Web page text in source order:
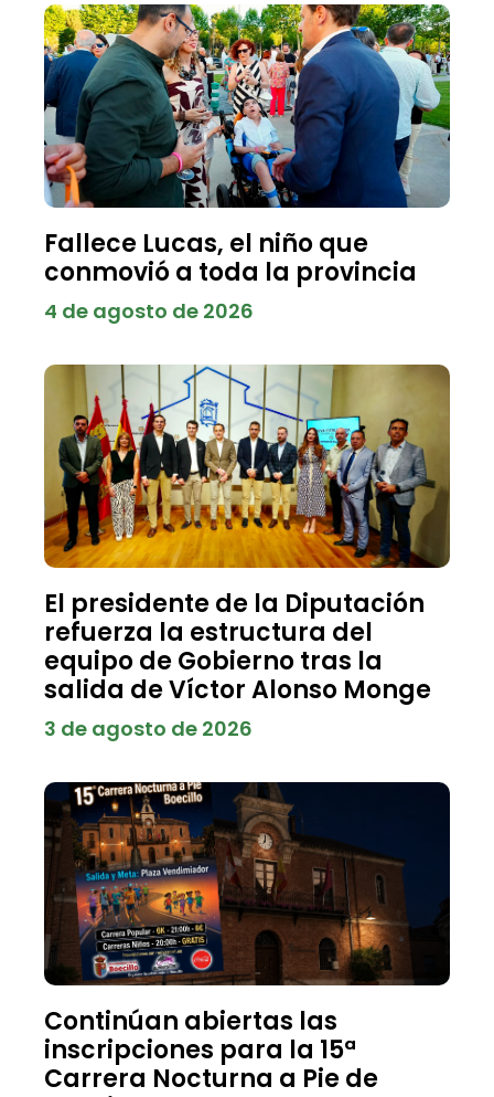
Fallece Lucas, el niño que
conmovió a toda la provincia
4 de agosto de 2026
El presidente de la Diputación
refuerza la estructura del
equipo de Gobierno tras la
salida de Víctor Alonso Monge
3 de agosto de 2026
Continúan abiertas las
inscripciones para la 15ª
Carrera Nocturna a Pie de